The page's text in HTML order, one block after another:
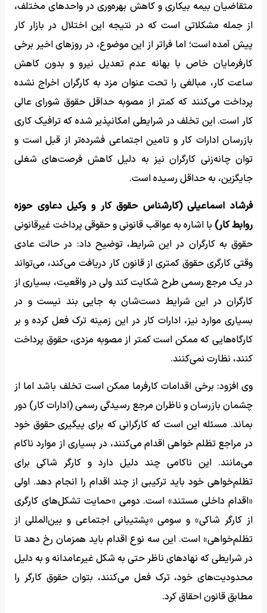
متقاضیان بیمه بیکاری و کاهش بهره‌وری در واحدهای مختلف،
از جمله مشکلاتی است که در نتیجه این اختلال در بازار کار
پیش آمده است؛ اما فراتر از این موضوع، در روزهای اخیر برخی
کارفرمایان خاص با بهانه‌ عدم تعدیل نیرو و بدون کاهش
ساعت کار، مبالغی را تحت عنوان مزد به کارگران اخراج نشده
پرداخت می‌کنند که کمتر از مصوبه حداقل حقوق شورای عالی
کار است. این تخلف در شرایطی امکانپذیر شده که ترافیک کاری
بازرسان ادارات کار و تامین اجتماعی فشرده‌تر از قبل است و
توان چانه‌زنی کارگران نیز به دلیل کاهش فرصت‌های شغلی
جایگزین، به حداقل رسیده است.
فرشاد اسماعیلی (کارشناس حقوق کار و وکیل دعاوی حوزه
روابط کار) با اشاره به عواقب قانونی و حقوقی پرداخت غیرقانونی
حقوق به کارگران در این شرایط، توضیح داد: در حالت عادی
وقتی کارگری حقوق کمتری از قانون کار دریافت می‌کند، می‌تواند
در یک مرجع رسمی طرح شکایت کند ولی در واقعیت، بسیاری از
کارگران در این شرایط دست‌شان به جایی بند نیست و در
بسیاری موارد نیز، ادارات کار در این زمینه ترک فعل کرده و بر
کارگاه‌هایی که ممکن است کمتر از مصوبه مزدی، حقوق پرداخت
کنند، نظارت نمی‌کنند.
وی افزود: برخی اقدامات کارفرما ممکن است تخلف باشد اما از
چشمان بازرسان و ناظران مرجع رسیدگی رسمی (ادارات کار) دور
بماند. مسئله این است که کارگرانی که برای پیگیری حقوق خود
در مراجع تظلم خواهی اقدام می‌کنند، در بسیاری از موارد ناکام
می‌مانند. این ناکامی چند دلیل دارد و کارگر شاکی برای
تظلم‌خواهی خود باید ترکیبی از چند اقدام را انجام دهد. اولی
«اقدام داخلی مستند» است. دومی «حمایت تشکل‌های کارگری
از کارگر شاکی» و سومی «پشتیبانی اجتماعی و بین‌المللی از
تظلم‌خواهی» است. این سه نوع اقدام باید همزمان رخ دهد تا
در شرایطی که نهادهای ناظر حتی به شکل غیرعامدانه و به دلیل
محدودیت‌های خود، ترک فعل می‌کنند، بتوان حقوق کارگر را
مطابق قانون احقاق کرد.